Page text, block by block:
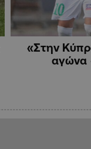
«Στην
αγώνα